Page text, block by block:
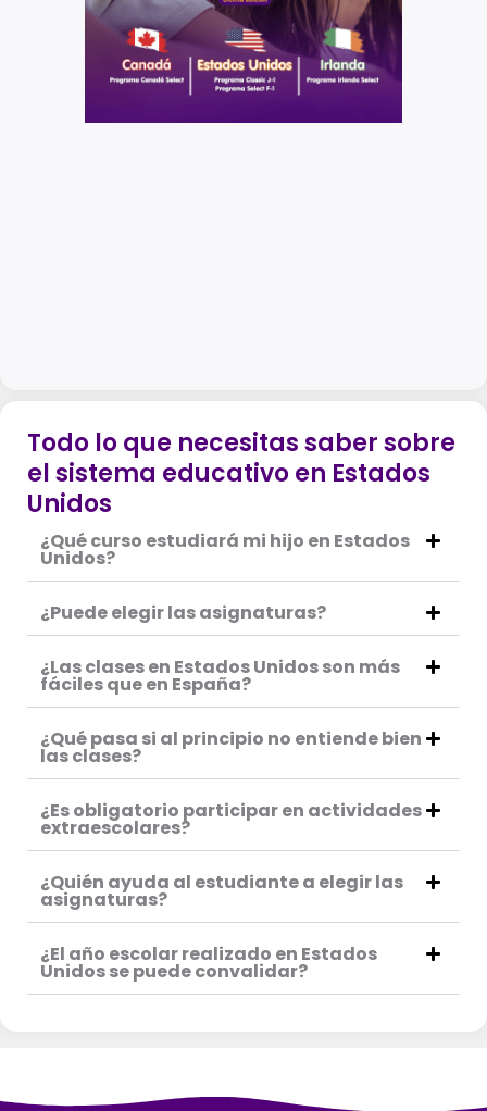
Todo lo que necesitas saber sobre
el sistema educativo en Estados
Unidos
¿Qué curso estudiará mi hijo en Estados
Unidos?
¿Puede elegir las asignaturas?
¿Las clases en Estados Unidos son más
fáciles que en España?
¿Qué pasa si al principio no entiende bien
las clases?
¿Es obligatorio participar en actividades
extraescolares?
¿Quién ayuda al estudiante a elegir las
asignaturas?
¿El año escolar realizado en Estados
Unidos se puede convalidar?